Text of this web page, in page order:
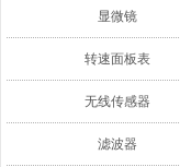
显微镜
转速面板表
无线传感器
滤波器